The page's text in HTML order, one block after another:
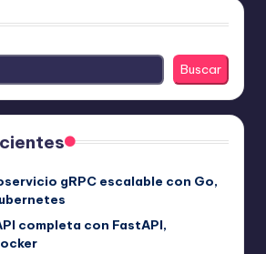
Buscar
gRPC escalable con Go,
completa con FastAPI,